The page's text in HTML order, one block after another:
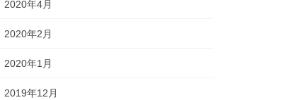
2020年4月
2020年2月
2020年1月
2019年12月